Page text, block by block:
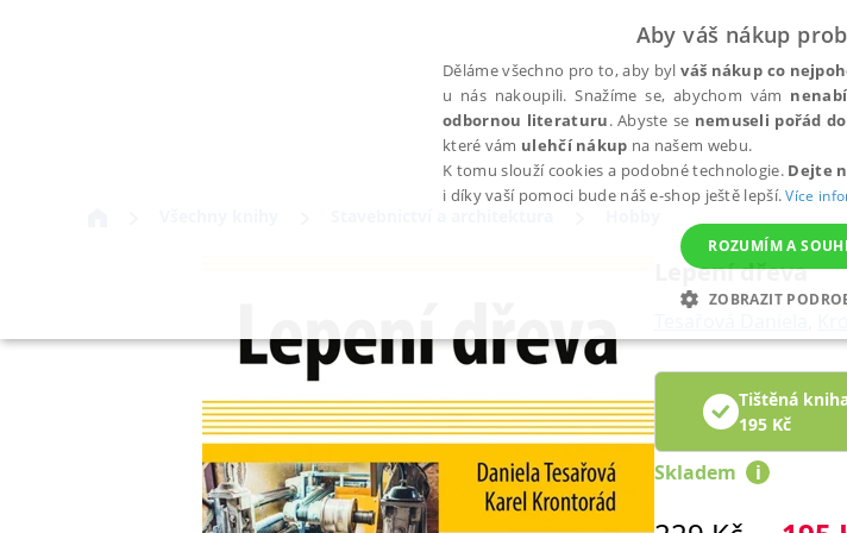
Lepení dřeva
Tištěná
195 Kč
Skladem i
Aby váš nákup
Děláme všechno pro to, aby bylváš nákup co
u nás nakoupili. Snažíme se, abychom vám
odbornou literaturu. Abyste se nemuseli pořád
které vám ulehčí nákup na našem webu.
K tomu slouží cookies a podobné technologie. Dejte
i díky vaší pomoci bude náš e-shop ještě lepší.Více
ROZUMÍM A
ZOBRAZIT
NEZBYTNÉ ANALYTICKÉ MARKETINGOVÉ
Nezbytné Analytické
Nezbytně nutné soubory cookie umožňují základní funkce webových stránek, jako je přihlášení uživatele a správa
Provider /